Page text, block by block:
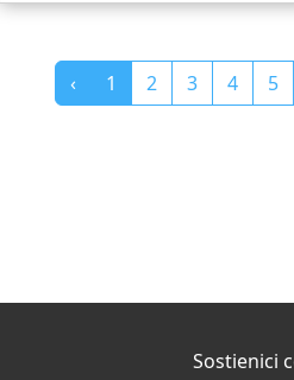
‹ 1 2 3 4 5
Sostienici